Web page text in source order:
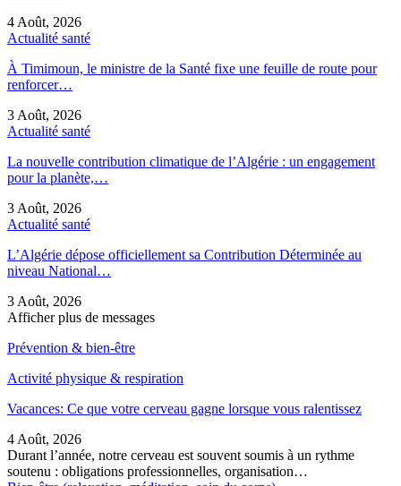
4 Août, 2026
Actualité santé
À Timimoun, le ministre de la Santé fixe une feuille de route pour
renforcer…
3 Août, 2026
Actualité santé
La nouvelle contribution climatique de l’Algérie : un engagement
pour la planète,…
3 Août, 2026
Actualité santé
L’Algérie dépose officiellement sa Contribution Déterminée au
niveau National…
3 Août, 2026
Afficher plus de messages
Prévention & bien-être
Activité physique & respiration
Vacances: Ce que votre cerveau gagne lorsque vous ralentissez
4 Août, 2026
Durant l’année, notre cerveau est souvent soumis à un rythme
soutenu : obligations professionnelles, organisation…